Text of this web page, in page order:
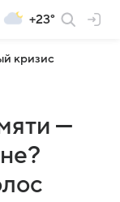
+23°
кризис
—